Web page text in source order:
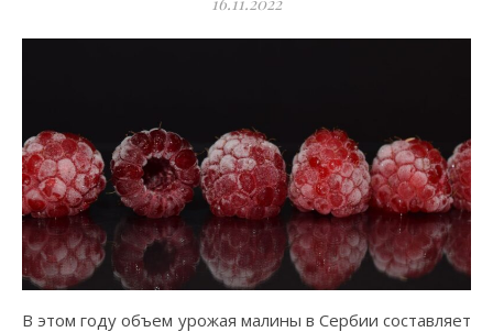
В этом году объем урожая малины в Сербии составляет